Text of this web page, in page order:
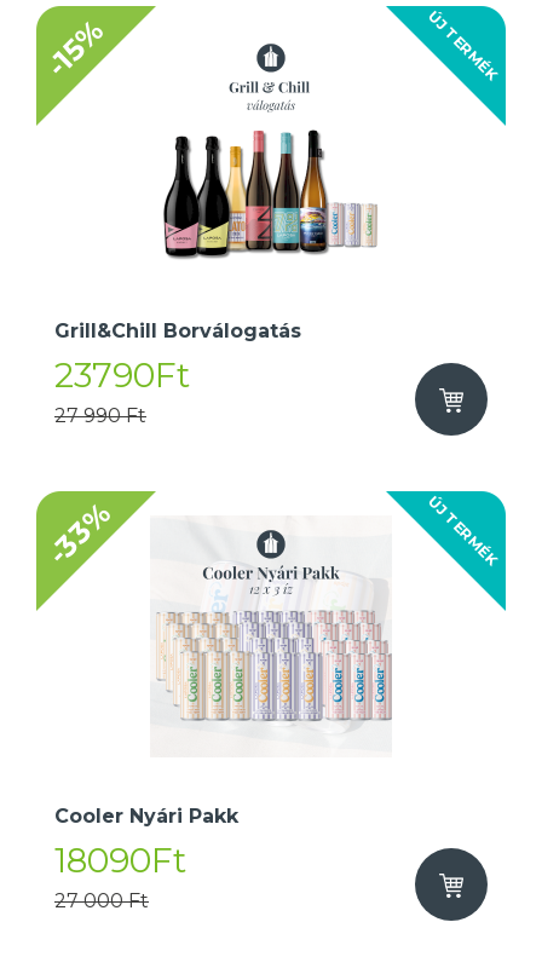
ÚJ TERMÉK
-15%
Grill&Chill Borválogatás
23790Ft
27 990 Ft
ÚJ TERMÉK
-33%
Cooler Nyári Pakk
18090Ft
27 000 Ft